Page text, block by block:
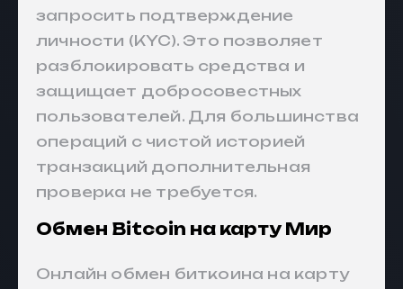
запросить подтверждение
личности (KYC). Это позволяет
разблокировать средства и
защищает добросовестных
пользователей. Для большинства
операций с чистой историей
транзакций дополнительная
проверка не требуется.
Обмен Bitcoin на карту Мир
Онлайн обмен биткоина на карту